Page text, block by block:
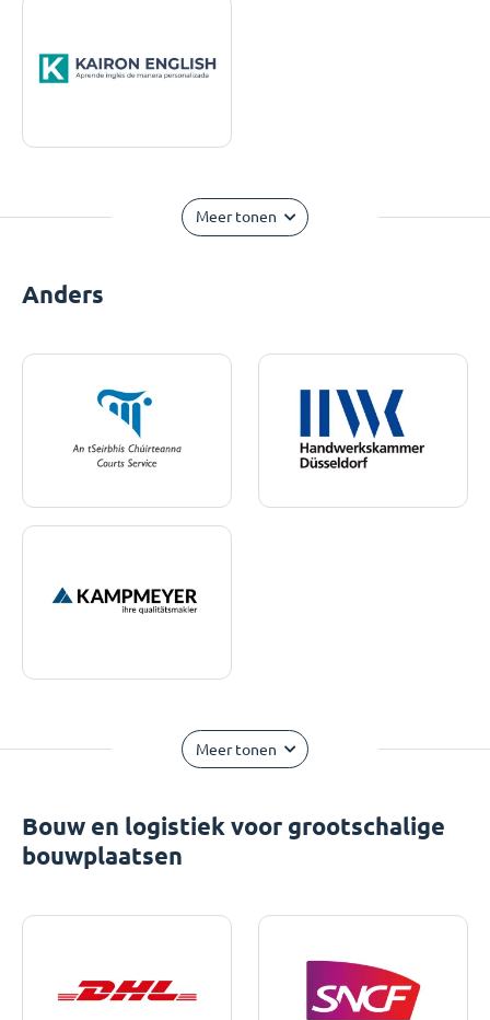
Meer tonen
Anders
Meer tonen
Bouw en logistiek voor grootschalige
bouwplaatsen